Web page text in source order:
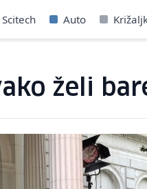
Scitech Auto
želi